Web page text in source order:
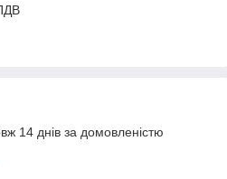
14 днів за домовленістю